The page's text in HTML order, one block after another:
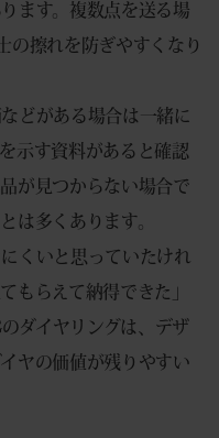
ます。複数点を送る場
の擦れを防ぎやすくなり
どがある場合は一緒に
示す資料があると確認
が見つからない場合で
は多くあります。
くいと思っていたけれ
もらえて納得できた」
ダイヤリングは、デザ
ヤの価値が残りやすい